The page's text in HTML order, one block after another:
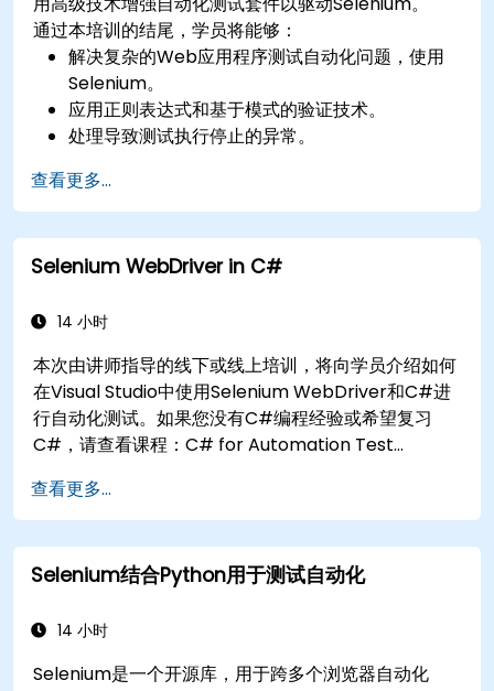
通过本培训的结尾，学员将能够：
解决复杂的Web应用程序测试自动化问题，使用
Selenium。
应用正则表达式和基于模式的验证技术。
处理导致测试执行停止的异常。
动态地从网页控件中捕获数据。
创建数据驱动的测试框架。
使用Selenium Grid进行分布式测试。
查看更多...
Selenium WebDriver in C#
14 小时
本次由讲师指导的线下或线上培训，将向学员介绍如何
在Visual Studio中使用Selenium WebDriver和C#进
行自动化测试。如果您没有C#编程经验或希望复习
C#，请查看课程：C# for Automation Test
查看更多...
Selenium结合Python用于测试自动化
14 小时
Selenium是一个开源库，用于跨多个浏览器自动化